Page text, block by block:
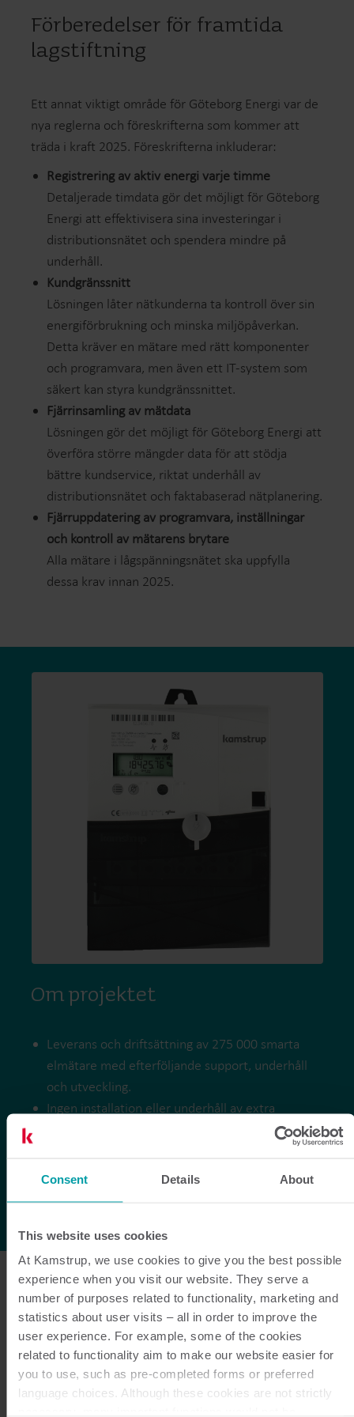
Consent Details About
This website uses cookies
At Kamstrup, we use cookies to give you the best possible
experience when you visit our website. They serve a
number of purposes related to functionality, marketing and
statistics about user visits – all in order to improve the
user experience. For example, some of the cookies
related to functionality aim to make our website easier for
you to use, such as pre-completed forms or preferred
language choices. Although these cookies are not strictly
Förberedelser för framtida
lagstiftning
Ett annat viktigt område för Göteborg Energi var de
nya reglerna och föreskrifterna som kommer att
träda i kraft 2025. Föreskrifterna inkluderar:
Registrering av aktiv energi varje timme
Detaljerade timdata gör det möjligt för Göteborg
Energi att effektivisera sina investeringar i
distributionsnätet och spendera mindre på
underhåll.
Kundgränssnitt
Lösningen låter nätkunderna ta kontroll över sin
energiförbrukning och minska miljöpåverkan.
Detta kräver en mätare med rätt komponenter
och programvara, men även ett IT-system som
säkert kan styra kundgränssnittet.
Fjärrinsamling av mätdata
Lösningen gör det möjligt för Göteborg Energi att
överföra större mängder data för att stödja
bättre kundservice, riktat underhåll av
distributionsnätet och faktabaserad nätplanering.
Fjärruppdatering av programvara, inställningar
och kontroll av mätarens brytare
Alla mätare i lågspänningsnätet ska uppfylla
dessa krav innan 2025.
Om projektet
Leverans och driftsättning av 275 000 smarta
elmätare med efterföljande support, underhåll
och utveckling.
Ingen installation eller underhåll av extra
hårdvara i fält krävs i och med användningen av
Banbrytande teknologi – möjlighet till
Förbättrade kundrelationer
och ett starkare varumärke
Göteborg Energi strävar alltid efter att förbättra
relationen med sina kunder, inte minst för att